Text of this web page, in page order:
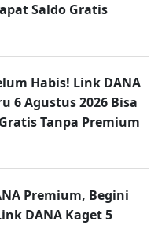
Saldo Gratis
Habis! Link DANA
6 Agustus 2026 Bisa
Tanpa Premium
Premium, Begini
DANA Kaget 5